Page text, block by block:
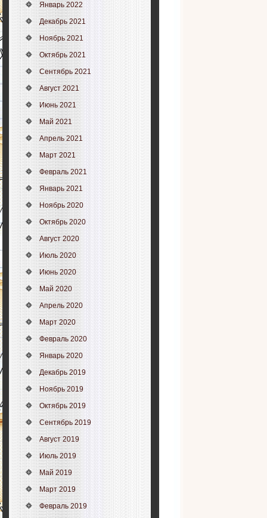
Январь 2022
Декабрь 2021
Ноябрь 2021
Октябрь 2021
Сентябрь 2021
Август 2021
Июнь 2021
Май 2021
Апрель 2021
Март 2021
Февраль 2021
Январь 2021
Ноябрь 2020
Октябрь 2020
Август 2020
Июль 2020
Июнь 2020
Май 2020
Апрель 2020
Март 2020
Февраль 2020
Январь 2020
Декабрь 2019
Ноябрь 2019
Октябрь 2019
Сентябрь 2019
Август 2019
Июль 2019
Май 2019
Март 2019
Февраль 2019